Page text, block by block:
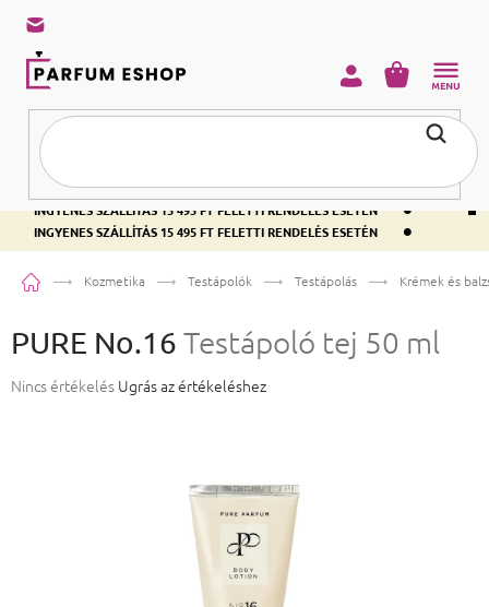
INGYENES SZÁLLÍTÁS 15 495 FT FELETTI RENDELÉS ESETÉN •
INGYENES SZÁLLÍTÁS 15 495 FT FELETTI RENDELÉS ESETÉN •
INGYENES SZÁLLÍTÁS 15 495 FT FELETTI RENDELÉS ESETÉN •
KOSÁR
KezdőlapKozmetika Testápolók Testápolás Krémek és
PURE No.16 Testápoló tej 50 ml
A termék átlagos értékelése 5-ből 0,0 csillag.
Nincs értékelés Ugrás az értékeléshez